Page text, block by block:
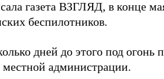
газета ВЗГЛЯД, в конце
беспилотников.
дней до этого под огонь
местной администрации.